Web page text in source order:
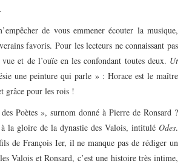
de vous emmener écouter la musique,
favoris. Pour les lecteurs ne connaissant pas
et de l’ouïe en les confondant toutes deux. Ut
une peinture qui parle » : Horace est le maître
grâce pour les rois !
Poètes », surnom donné à Pierre de Ronsard ?
la gloire de la dynastie des Valois, intitulé Odes.
de François Ier, il ne manque pas de rédiger un
Valois et Ronsard, c’est une histoire très intime,